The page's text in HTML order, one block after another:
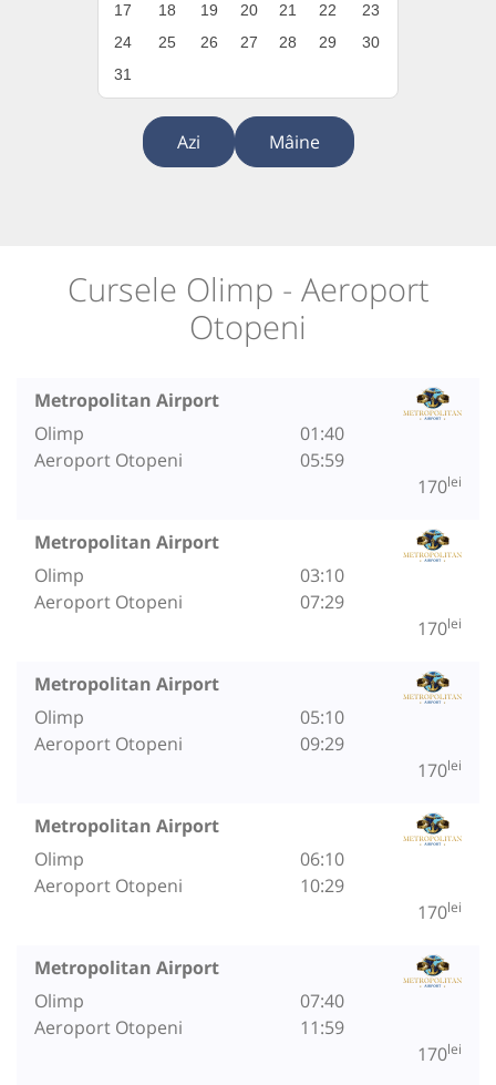
17
18 19 20 21 22
23
24
25 26 27 28 29
30
31
Azi Mâine
Cursele Olimp - Aeroport
Otopeni
Metropolitan Airport
Olimp
Aeroport Otopeni
01:40
05:59
170lei
Metropolitan Airport
Olimp
Aeroport Otopeni
03:10
07:29
170lei
Metropolitan Airport
Olimp
Aeroport Otopeni
05:10
09:29
170lei
Metropolitan Airport
Olimp
Aeroport Otopeni
06:10
10:29
170lei
Metropolitan Airport
Olimp
Aeroport Otopeni
07:40
11:59
170lei